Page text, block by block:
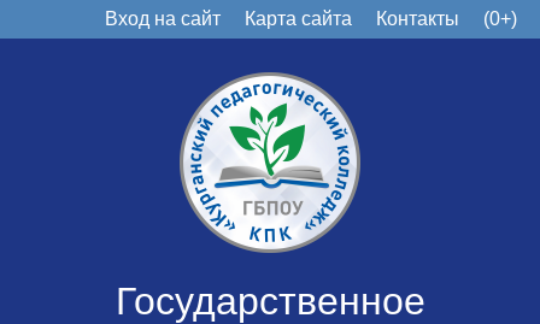
Вход на сайт Карта сайта Контакты (0+)
Государственное